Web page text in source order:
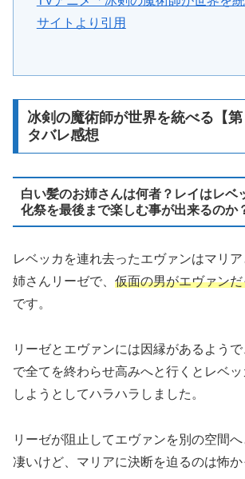
サイトより引用
冰剣の魔術師が世界を統べる【
タバレ感想
白い髪のお姉さんは何者？レイはレベ
化祭を最後まで楽しむ事が出来るのか
レベッカを連れ去ったエヴァンはマリ
姉さんリーゼで、 仮面の男がエヴァン
です。
リーゼとエヴァンには因縁があるよう
で全てを終わらせ高みへと行くとレベ
しようとしてハラハラしました。
リーゼが阻止してエヴァンを別の空間
凄いけど、マリアに決断を迫るのは怖か